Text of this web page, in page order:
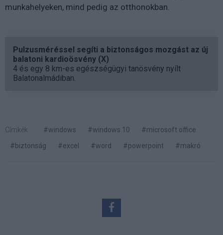
munkahelyeken, mind pedig az otthonokban.
Pulzusméréssel segíti a biztonságos mozgást az új
balatoni kardioösvény (X)
4 és egy 8 km-es egészségügyi tanösvény nyílt
Balatonalmádiban.
Címkék: #windows #windows 10
#microsoft office
#biztonság
#excel #word #powerpoint #makró